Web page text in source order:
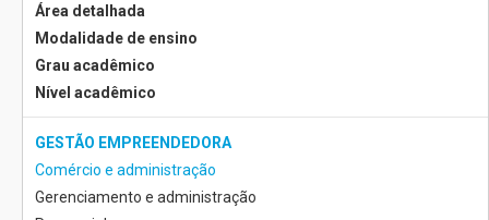
Área detalhada
Modalidade de ensino
Grau acadêmico
Nível acadêmico
GESTÃO EMPREENDEDORA
Comércio e administração
Gerenciamento e administração